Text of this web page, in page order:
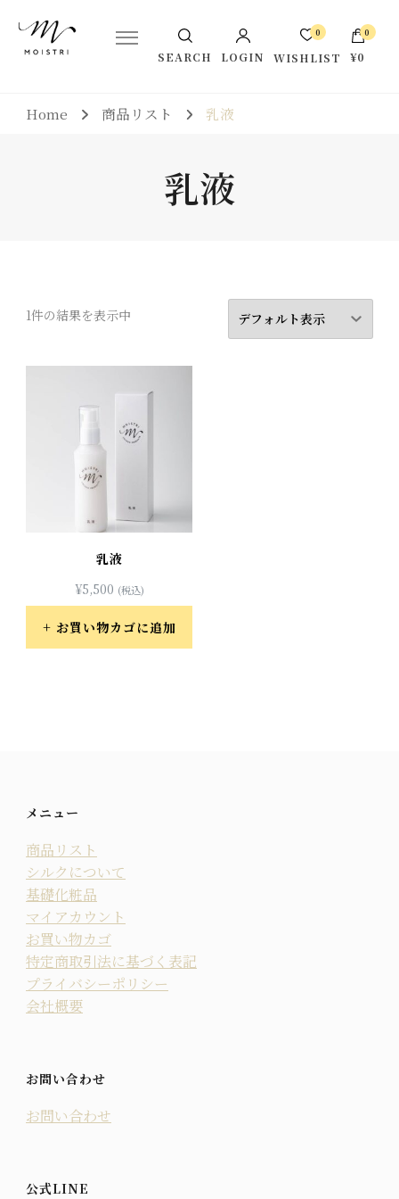
Moistri-モイストリ公式サイト
シルクの恵みでうるおい肌に。株式会社モイストリ公式サイトで
す。
SEARCH LOGIN
0
WISHLIST
0
¥0
お買い物カゴに商品がありませ
Home 商品リスト 乳液
乳液
1件の結果を表示中
乳液
¥5,500 (税込)
お買い物カゴに追加
メニュー
商品リスト
シルクについて
基礎化粧品
マイアカウント
お買い物カゴ
特定商取引法に基づく表記
プライバシーポリシー
会社概要
お問い合わせ
お問い合わせ
公式LINE